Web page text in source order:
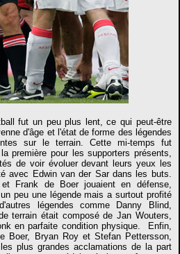
fut un peu plus lent, ce qui peut-être
d'âge et l'état de forme des légendes
sur le terrain. Cette mi-temps fut
première pour les supporters présents,
de voir évoluer devant leurs yeux les
avec Edwin van der Sar dans les buts.
Frank de Boer jouaient en défense,
peu une légende mais a surtout profité
légendes comme Danny Blind,
terrain était composé de Jan Wouters,
en parfaite condition physique. Enfin,
Boer, Bryan Roy et Stefan Pettersson,
plus grandes acclamations de la part